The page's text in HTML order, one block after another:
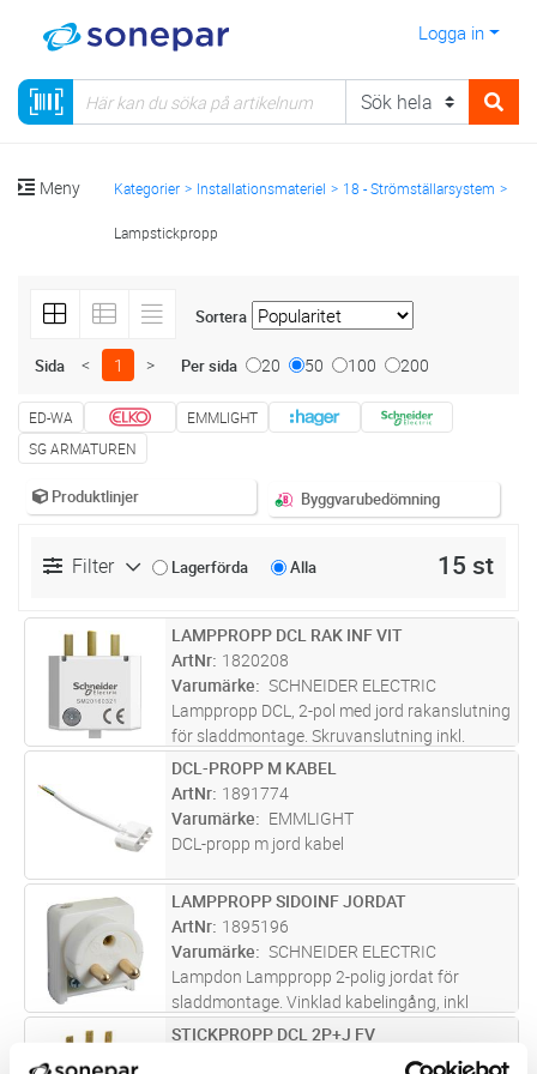
Logga in
Meny Kategorier Installationsmateriel 18 - Strömställarsystem
Lampstickpropp
Sortera
Sida < 1 > Per sida 20 50 100 200
ED-WA
EMMLIGHT
SG ARMATUREN
Produktlinjer Byggvarubedömning
Filter Lagerförda Alla 15 st
ST Lägg i kundvagn
LAMPPROPP DCL RAK INF VIT
ArtNr 1820208
Varumärke
SCHNEIDER ELECTRIC
Lamppropp DCL, 2-pol med jord rakanslutning
för sladdmontage. Skruvanslutning inkl.
dragavlastning. Vit
ST Lägg i kundvagn
DCL-PROPP M KABEL
ArtNr 1891774
Varumärke
EMMLIGHT
DCL-propp m jord kabel
ST Lägg i kundvagn
LAMPPROPP SIDOINF JORDAT
ArtNr 1895196
Varumärke
SCHNEIDER ELECTRIC
Lampdon Lamppropp 2-polig jordat för
sladdmontage. Vinklad kabelingång, inkl
dragavlastning. Polarvit
ST Lägg i kundvagn
STICKPROPP DCL 2P+J FV